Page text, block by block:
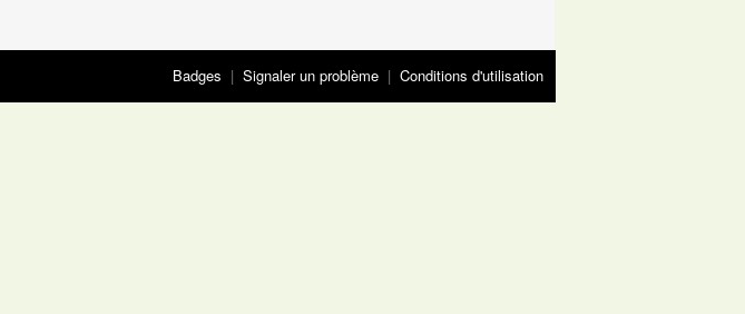
Badges | Signaler un problème | Conditions d'utilisation